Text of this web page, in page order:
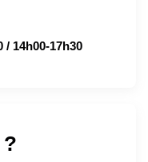
/ 14h00-17h30